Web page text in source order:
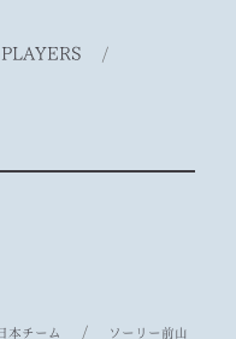
PLAYERS /
本チーム / ソーリー前山